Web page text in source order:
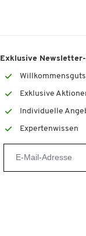
Exklusive
Exklusive
Individuelle
Expertenwissen